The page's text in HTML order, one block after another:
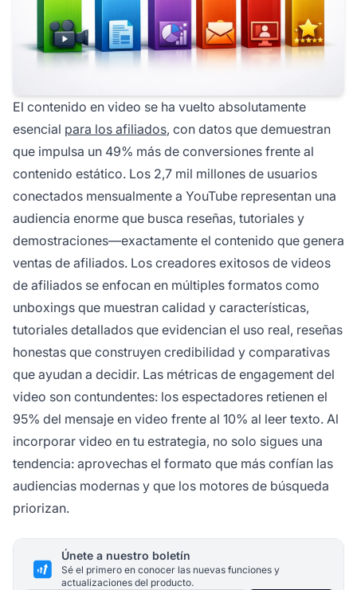
El contenido en video se ha vuelto absolutamente
esencial para los afiliados, con datos que demuestran
que impulsa un 49% más de conversiones frente al
contenido estático. Los 2,7 mil millones de usuarios
conectados mensualmente a YouTube representan una
audiencia enorme que busca reseñas, tutoriales y
demostraciones—exactamente el contenido que genera
ventas de afiliados. Los creadores exitosos de videos
de afiliados se enfocan en múltiples formatos como
unboxings que muestran calidad y características,
tutoriales detallados que evidencian el uso real, reseñas
honestas que construyen credibilidad y comparativas
que ayudan a decidir. Las métricas de engagement del
video son contundentes: los espectadores retienen el
95% del mensaje en video frente al 10% al leer texto. Al
incorporar video en tu estrategia, no solo sigues una
tendencia: aprovechas el formato que más confían las
audiencias modernas y que los motores de búsqueda
priorizan.
Únete a nuestro boletín
Sé el primero en conocer las nuevas funciones y
actualizaciones del producto.